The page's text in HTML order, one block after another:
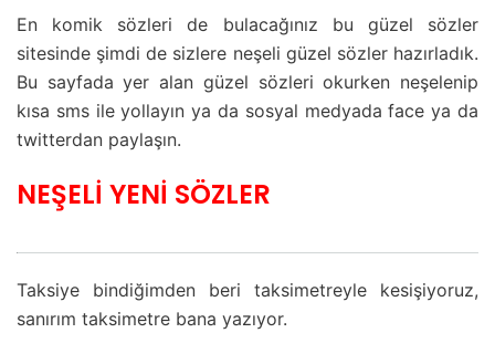
En komik sözleri de bulacağınız bu güzel sözler
sitesinde şimdi de sizlere neşeli güzel sözler hazırladık.
Bu sayfada yer alan güzel sözleri okurken neşelenip
kısa sms ile yollayın ya da sosyal medyada face ya da
twitterdan paylaşın.
NEŞELİ YENİ SÖZLER
Taksiye bindiğimden beri taksimetreyle kesişiyoruz,
sanırım taksimetre bana yazıyor.